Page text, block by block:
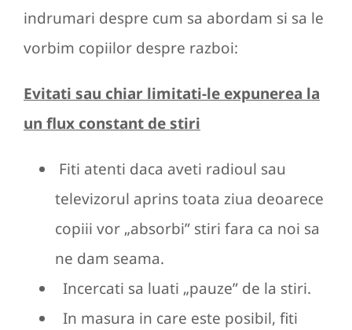
indrumari despre cum sa abordam si sa le
vorbim copiilor despre razboi:
Evitati sau chiar limitati-le expunerea la
un flux constant de stiri
Fiti atenti daca aveti radioul sau
televizorul aprins toata ziua deoarece
copiii vor „absorbi” stiri fara ca noi sa
ne dam seama.
Incercati sa luati „pauze” de la stiri.
In masura in care este posibil, fiti